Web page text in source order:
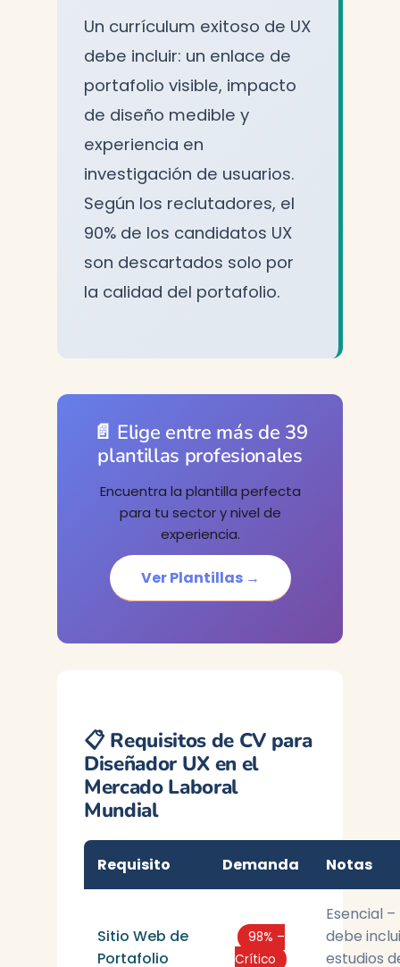
Un currículum exitoso de UX
debe incluir: un enlace de
portafolio visible, impacto
de diseño medible y
experiencia en
investigación de usuarios.
Según los reclutadores, el
90% de los candidatos UX
son descartados solo por
la calidad del portafolio.
📄 Elige entre más de 39
plantillas profesionales
Encuentra la plantilla perfecta
para tu sector y nivel de
experiencia.
Ver Plantillas →
📋 Requisitos de CV para
Diseñador UX en el
Mercado Laboral
Mundial
Requisito Demanda Notas
Sitio Web de
Portafolio
98% –
Crítico
Esencial –
debe
estudios